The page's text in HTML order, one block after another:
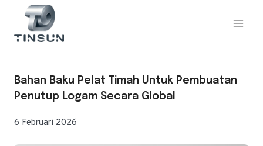
konten
Bahan Baku Pelat Timah Untuk Pembuatan
Penutup Logam Secara Global
6 Februari 2026